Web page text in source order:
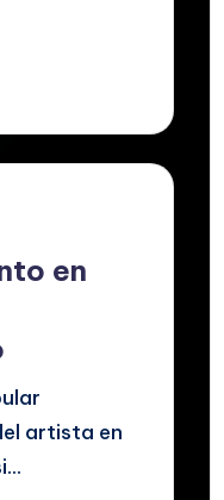
en
artista en